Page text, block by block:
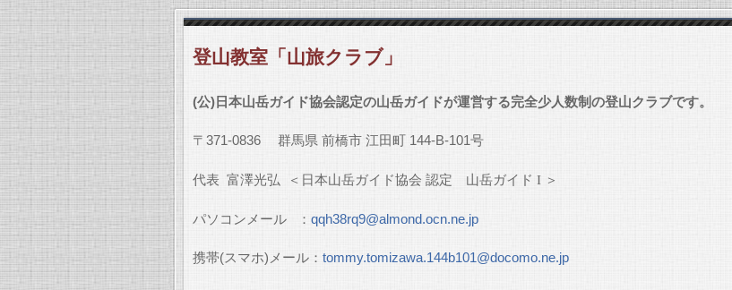
登山教室「山旅クラブ」
(公)日本山岳ガイド協会認定の山岳ガイドが運営する完全少人数制の登山クラブです。
〒 371-0836 群馬県 前橋市 江田町 144-B-101号
代表 富澤光弘 ＜日本山岳ガイド協会 認定 山岳ガイド I ＞
パソコンメール ： qqh38rq9@almond.ocn.ne.jp
携帯(スマホ)メール： tommy.tomizawa.144b101@docomo.ne.jp